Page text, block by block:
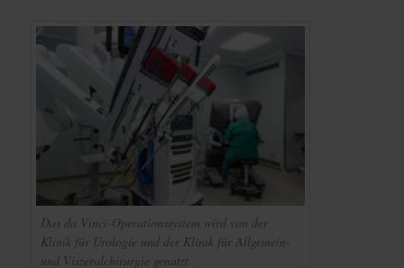
Das da Vinci-Operationssystem wird von der
Klinik für Urologie und der Klinik für Allgemein-
und Viszeralchirurgie genutzt.